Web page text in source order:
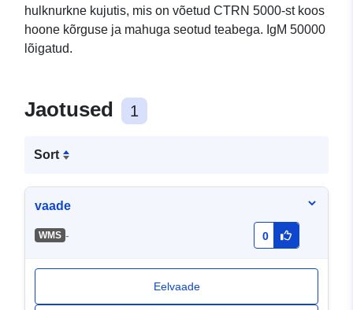
hulknurkne kujutis, mis on võetud CTRN 5000-st koos
hoone kõrguse ja mahuga seotud teabega. IgM 50000
lõigatud.
Jaotused 1
Sort
vaade
WMS - 0
Eelvaade